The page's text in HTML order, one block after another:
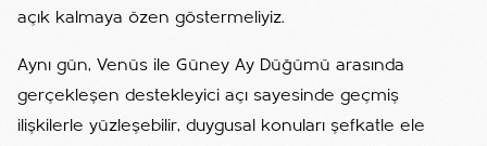
açık kalmaya özen göstermeliyiz.
Aynı gün, Venüs ile Güney Ay Düğümü arasında
gerçekleşen destekleyici açı sayesinde geçmiş
ilişkilerle yüzleşebilir, duygusal konuları şefkatle ele